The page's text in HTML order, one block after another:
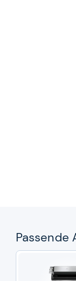
Pas­sende